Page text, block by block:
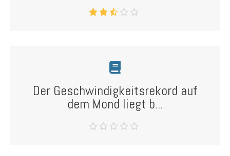
Der Geschwindigkeitsrekord auf
dem Mond liegt b...